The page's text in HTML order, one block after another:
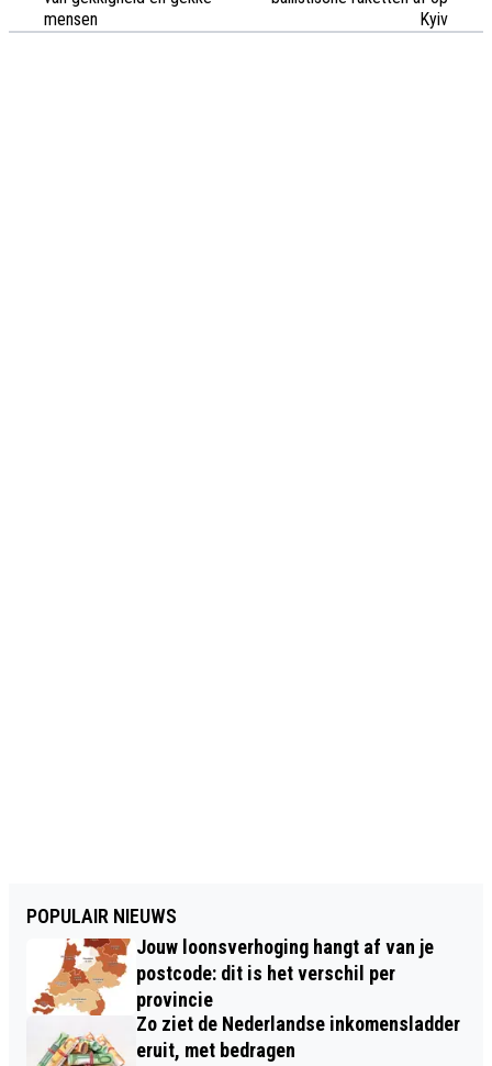
mensen
Kyiv
POPULAIR NIEUWS
Jouw loonsverhoging hangt af van je
postcode: dit is het verschil per
provincie
Zo ziet de Nederlandse inkomensladder
eruit, met bedragen